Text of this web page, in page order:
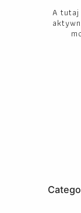
A tutaj